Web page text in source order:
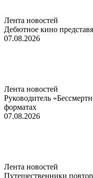
Лента новостей
Дебютное кино
07.08.2026
Лента новостей
Руководитель
форматах
07.08.2026
Лента новостей
Путешественники